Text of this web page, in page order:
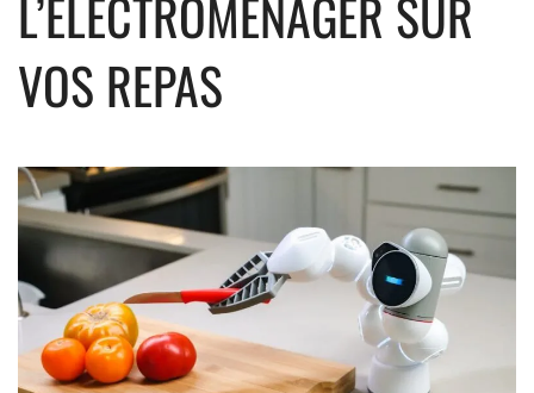
L’ÉLECTROMÉNAGER SUR
VOS REPAS